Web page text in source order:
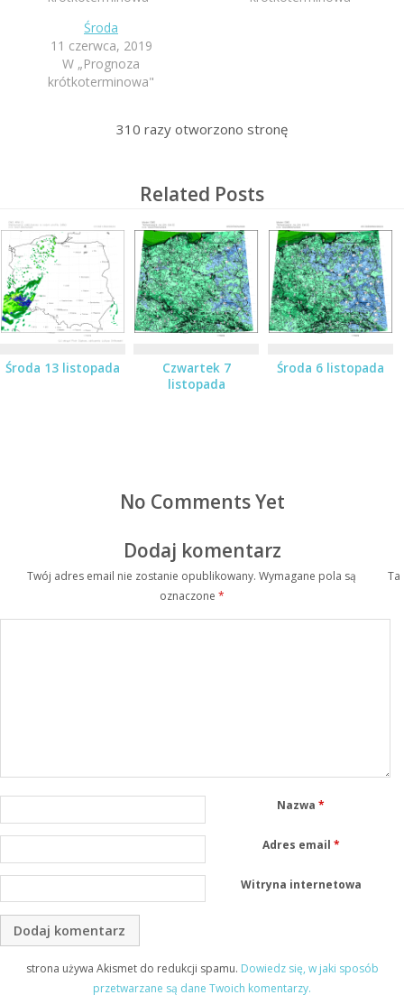
Środa
11 czerwca, 2019
W „Prognoza
krótkoterminowa"
310 razy otworzono stronę
Related Posts
Środa 13 listopada
Czwartek 7
listopada
Środa 6 listopada
No Comments Yet
Dodaj komentarz
Twój adres email nie zostanie opublikowany. Wymagane pola są
oznaczone *
Nazwa*
Adres email *
Witryna internetowa
Ta
strona używa Akismet do redukcji spamu. Dowiedz się, w jaki sposób
przetwarzane są dane Twoich komentarzy.